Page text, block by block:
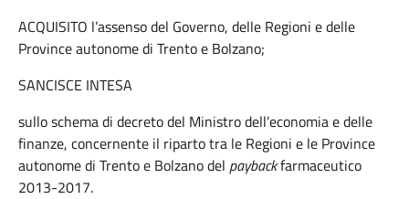
ACQUISITO l’assenso del Governo, delle Regioni e delle
Province autonome di Trento e Bolzano;
SANCISCE INTESA
sullo schema di decreto del Ministro dell’economia e delle
finanze, concernente il riparto tra le Regioni e le Province
autonome di Trento e Bolzano del paybackfarmaceutico
2013-2017.